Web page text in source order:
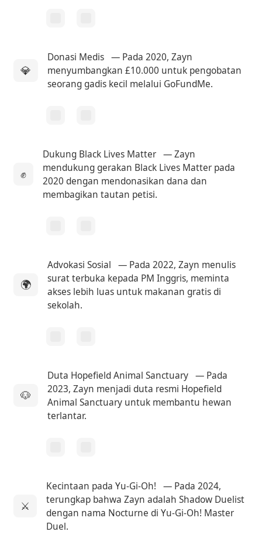
💎
Donasi Medis — Pada 2020, Zayn
menyumbangkan £10.000 untuk pengobatan
seorang gadis kecil melalui GoFundMe.
✊
Dukung Black Lives Matter — Zayn
mendukung gerakan Black Lives Matter pada
2020 dengan mendonasikan dana dan
membagikan tautan petisi.
🌍
Advokasi Sosial
— Pada 2022, Zayn menulis
surat terbuka kepada PM Inggris, meminta
akses lebih luas untuk makanan gratis di
sekolah.
🐶
Duta Hopefield Animal Sanctuary — Pada
2023, Zayn menjadi duta resmi Hopefield
Animal Sanctuary untuk membantu hewan
terlantar.
⚔️
Kecintaan pada Yu-Gi-Oh!
— Pada 2024,
terungkap bahwa Zayn adalah Shadow Duelist
dengan nama Nocturne di Yu-Gi-Oh! Master
Duel.